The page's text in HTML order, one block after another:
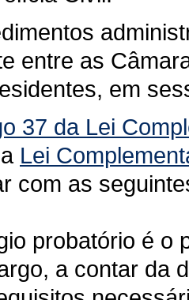
entre as
em
37 da Lei
Lei
com as
probatório é o
a contar da